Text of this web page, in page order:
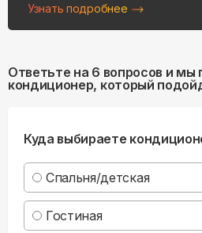
Узнать подробнее
Ответьте на 6 вопросов и мы
кондиционер, который
Куда выбираете
Спальня/детская
Гостиная